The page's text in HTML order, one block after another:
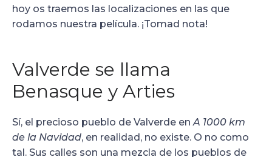
hoy os traemos las localizaciones en las que
rodamos nuestra película. ¡Tomad nota!
Valverde se llama
Benasque y Arties
Sí, el precioso pueblo de Valverde en A 1000 km
de la Navidad, en realidad, no existe. O no como
tal. Sus calles son una mezcla de los pueblos de